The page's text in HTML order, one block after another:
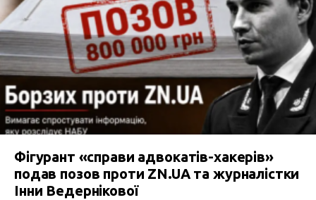
Фігурант «справи адвокатів-хакерів»
подав позов проти ZN.UA та журналістки
Інни Ведернікової